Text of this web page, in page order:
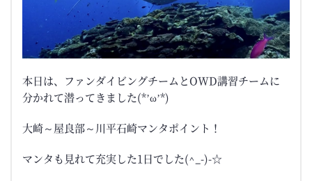
本日は、ファンダイビングチームとOWD講習チームに
分かれて潜ってきました(*’ω’*)
大崎～屋良部～川平石崎マンタポイント！
マンタも見れて充実した1日でした(^_-)-☆